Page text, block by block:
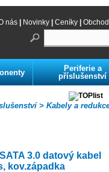
nás Novinky Ceníky
Periferie a
příslušenství
Kabely a
>
3.0 datový kabel
kov.západka